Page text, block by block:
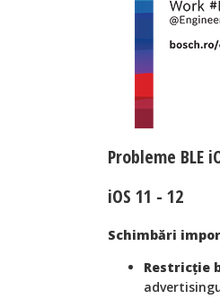
Probleme BLE
iOS 11 - 12
Schimbări
Restricție